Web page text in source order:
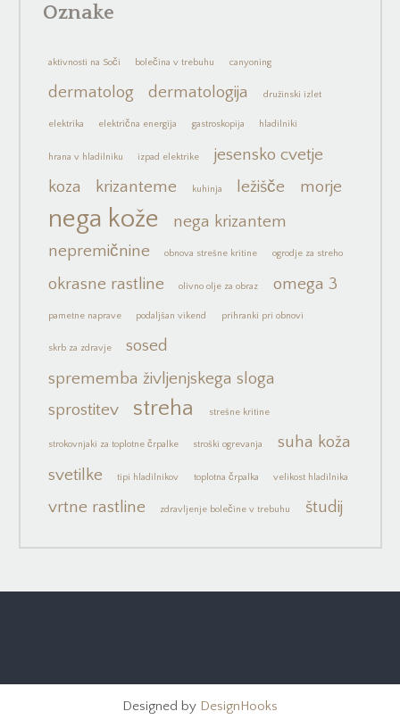
Oznake
aktivnosti na Soči bolečina v trebuhu canyoning
dermatolog dermatologija družinski izlet
elektrika električna energija gastroskopija hladilniki
hrana v hladilniku izpad elektrike
jesensko cvetje
koza
krizanteme kuhinja ležišče morje
nega kože
nega krizantem
nepremičnine
obnova strešne kritine ogrodje za streho
okrasne rastline olivno olje za obraz omega 3
pametne naprave podaljšan vikend prihranki pri obnovi
skrb za zdravje
sosed
sprememba življenjskega sloga
sprostitev
streha strešne kritine
strokovnjaki za toplotne črpalke stroški ogrevanja
suha koža
svetilke
tipi hladilnikov toplotna črpalka velikost hladilnika
vrtne rastline zdravljenje bolečine v trebuhu študij
Designed by DesignHooks